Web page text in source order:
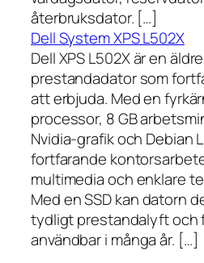
återbruksdator. […]
Dell System XPS L502X
Dell XPS L502X är en
prestandadator som
att erbjuda. Med en
processor, 8 GB
Nvidia-grafik och Debian
fortfarande
multimedia och enklare
Med en SSD kan datorn
tydligt prestandalyft och
användbar i många år. […]